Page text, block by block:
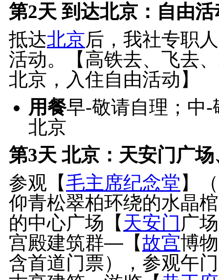
第2天 到达北京：自由
抵达北京后，我社专职
活动。【高铁去、飞去
北京，入住自由活动】
用餐早-敬请自理；中
北京
第3天 北京：天安门广
参观【毛主席纪念堂 】
仰青松翠柏环绕的水晶
的中心广场【 天安门广
宫殿建筑群—【故宫博
含首道门票），参观午